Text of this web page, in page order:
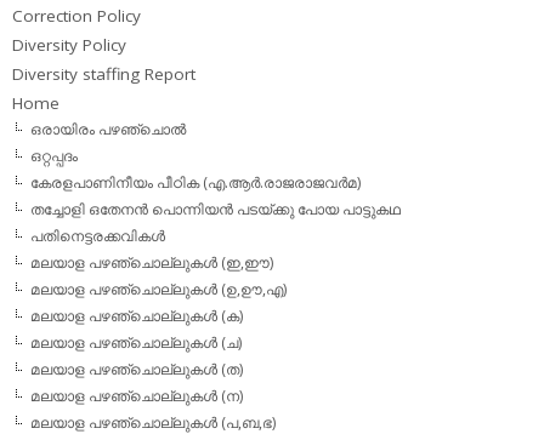
Correction Policy
Diversity Policy
Diversity staffing Report
Home
ഒരായിരം പഴഞ്ചൊല്‍
ഒറ്റപ്പദം
കേരളപാണിനീയം പീഠിക (എ.ആര്‍.രാജരാജവര്‍മ)
തച്ചോളി ഒതേനൻ പൊന്നിയൻ പടയ്‌ക്കു പോയ പാട്ടുകഥ
പതിനെട്ടരക്കവികള്‍
മലയാള പഴഞ്ചൊല്ലുകള്‍ (ഇ,ഈ)
മലയാള പഴഞ്ചൊല്ലുകള്‍ (ഉ,ഊ,എ)
മലയാള പഴഞ്ചൊല്ലുകള്‍ (ക)
മലയാള പഴഞ്ചൊല്ലുകള്‍ (ച)
മലയാള പഴഞ്ചൊല്ലുകള്‍ (ത)
മലയാള പഴഞ്ചൊല്ലുകള്‍ (ന)
മലയാള പഴഞ്ചൊല്ലുകള്‍ (പ,ബ,ഭ)